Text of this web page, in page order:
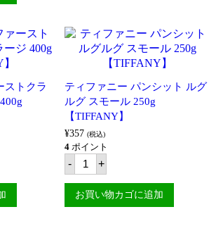
ク
ス
【AJINOMOTO】
個
ストクラ
ティファニー パンシット ルグ
ルグ スモール 250g
【TIFFANY】
¥357 (税込)
4 ポイント
- テ
ィ
フ
ァ
ニ
+
お買い物カゴに追加